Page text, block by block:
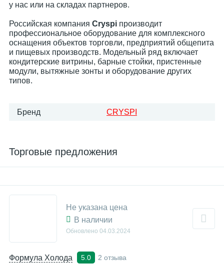
у нас или на складах партнеров.
Российская компания Cryspi производит
профессиональное оборудование для комплексного
оснащения объектов торговли, предприятий общепита
и пищевых производств. Модельный ряд включает
кондитерские витрины, барные стойки, пристенные
модули, вытяжные зонты и оборудование других
типов.
Бренд CRYSPI
Торговые предложения
Формула Холода 5.0
2 отзыва
Не указана цена
В наличии
Обновлено 04.03.2024